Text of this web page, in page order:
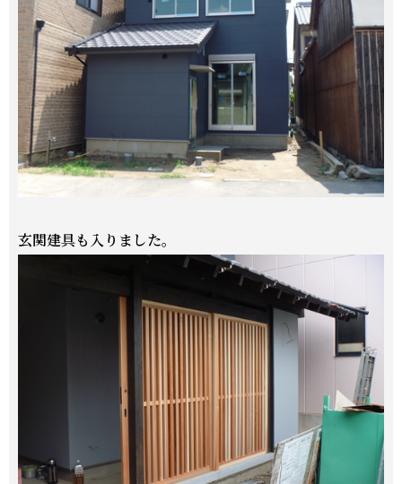
玄関建具も入りました。